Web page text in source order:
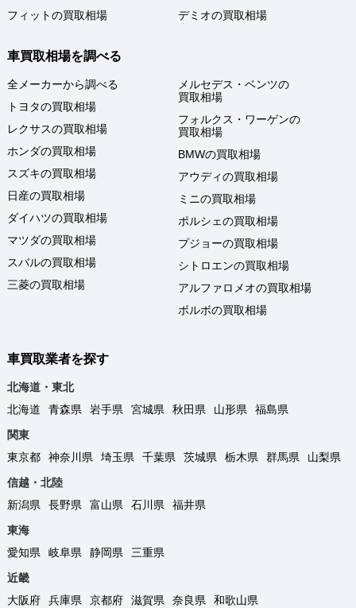
フィットの買取相場
デミオの買取相場
車買取相場を調べる
全メーカーから調べる
トヨタの買取相場
レクサスの買取相場
ホンダの買取相場
スズキの買取相場
日産の買取相場
ダイハツの買取相場
マツダの買取相場
スバルの買取相場
三菱の買取相場
メルセデス・ベンツの
買取相場
フォルクス・ワーゲンの
買取相場
BMWの買取相場
アウディの買取相場
ミニの買取相場
ポルシェの買取相場
プジョーの買取相場
シトロエンの買取相場
アルファロメオの買取相場
ボルボの買取相場
車買取業者を探す
北海道・東北
北海道
青森県 岩手県 宮城県 秋田県 山形県
福島県
関東
東京都
神奈川県 埼玉県 千葉県 茨城県 栃木県 群馬県
山梨県
信越・北陸
新潟県
長野県 富山県 石川県
福井県
東海
愛知県
岐阜県 静岡県
三重県
近畿
大阪府
兵庫県 京都府 滋賀県 奈良県
和歌山県